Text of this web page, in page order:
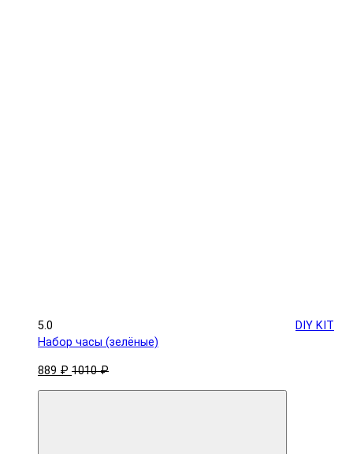
5.0
DIY KIT
Набор часы (зелёные)
889 ₽ 1010 ₽